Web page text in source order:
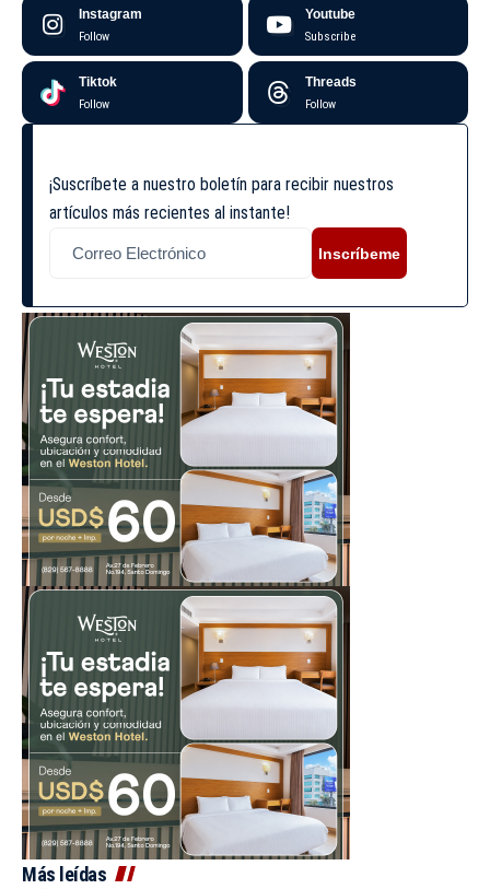
Instagram
Follow
Youtube
Subscribe
Tiktok
Follow
Threads
Follow
¡Suscríbete a nuestro boletín para recibir nuestros
artículos más recientes al instante!
Inscríbeme
Más leídas